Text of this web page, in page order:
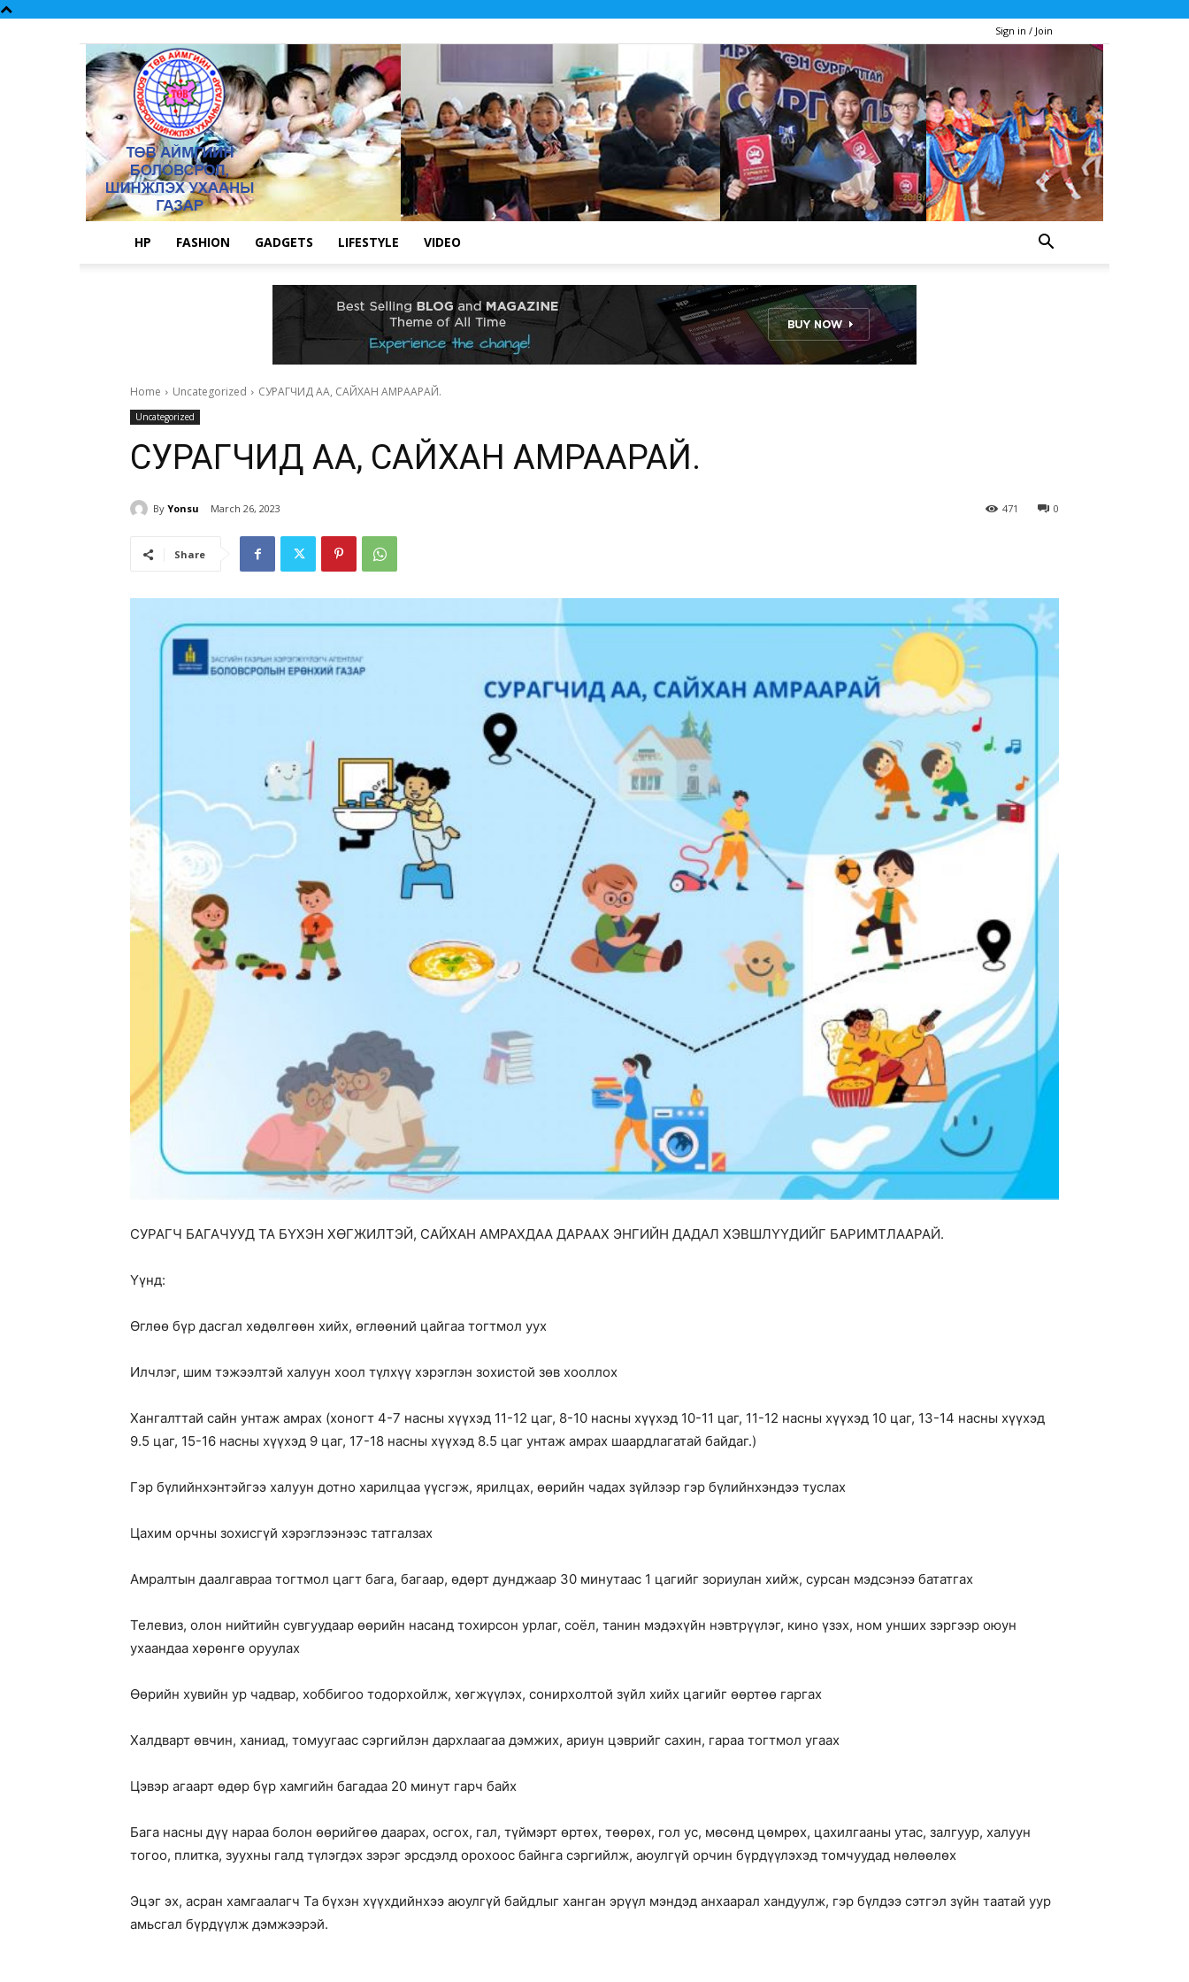
Sign in / Join
БШУГ
НҮҮР FASHION GADGETS LIFESTYLE VIDEO
Home Uncategorized СУРАГЧИД АА, САЙХАН АМРААРАЙ.
Uncategorized
СУРАГЧИД АА, САЙХАН АМРААРАЙ.
By Yonsu March 26, 2023 0
471
Share
СУРАГЧ БАГАЧУУД ТА БҮХЭН ХӨГЖИЛТЭЙ, САЙХАН АМРАХДАА ДАРААХ ЭНГИЙН ДАДАЛ ХЭВШЛҮҮДИЙГ БАРИМТЛААРАЙ.
Үүнд:
Өглөө бүр дасгал хөдөлгөөн хийх, өглөөний цайгаа тогтмол уух
Илчлэг, шим тэжээлтэй халуун хоол түлхүү хэрэглэн зохистой зөв хооллох
Хангалттай сайн унтаж амрах (хоногт 4-7 насны хүүхэд 11-12 цаг, 8-10 насны хүүхэд 10-11 цаг, 11-12 насны хүүхэд 10 цаг, 13-14 насны хүүхэд
9.5 цаг, 15-16 насны хүүхэд 9 цаг, 17-18 насны хүүхэд 8.5 цаг унтаж амрах шаардлагатай байдаг.)
Гэр бүлийнхэнтэйгээ халуун дотно харилцаа үүсгэж, ярилцах, өөрийн чадах зүйлээр гэр бүлийнхэндээ туслах
Цахим орчны зохисгүй хэрэглээнээс татгалзах
Амралтын даалгавраа тогтмол цагт бага, багаар, өдөрт дунджаар 30 минутаас 1 цагийг зориулан хийж, сурсан мэдсэнээ бататгах
Телевиз, олон нийтийн сувгуудаар өөрийн насанд тохирсон урлаг, соёл, танин мэдэхүйн нэвтрүүлэг, кино үзэх, ном унших зэргээр оюун
ухаандаа хөрөнгө оруулах
Өөрийн хувийн ур чадвар, хоббигоо тодорхойлж, хөгжүүлэх, сонирхолтой зүйл хийх цагийг өөртөө гаргах
Халдварт өвчин, ханиад, томуугаас сэргийлэн дархлаагаа дэмжих, ариун цэврийг сахин, гараа тогтмол угаах
Цэвэр агаарт өдөр бүр хамгийн багадаа 20 минут гарч байх
Бага насны дүү нараа болон өөрийгөө даарах, осгох, гал, түймэрт өртөх, төөрөх, гол ус, мөсөнд цөмрөх, цахилгааны утас, залгуур, халуун
тогоо, плитка, зуухны галд түлэгдэх зэрэг эрсдэлд орохоос байнга сэргийлж, аюулгүй орчин бүрдүүлэхэд томчуудад нөлөөлөх
Эцэг эх, асран хамгаалагч Та бүхэн хүүхдийнхээ аюулгүй байдлыг ханган эрүүл мэндэд анхаарал хандуулж, гэр бүлдээ сэтгэл зүйн таатай уур
амьсгал бүрдүүлж дэмжээрэй.